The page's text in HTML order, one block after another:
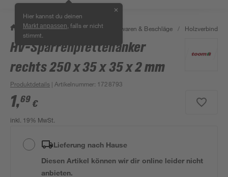
Hier kannst du deinen
Markt anpassen , falls er nicht
stimmt.
✕
/ Werkstatt & Maschinen / Eisenwaren & Beschläge / Holzverbinder
HV-Sparrenpfettenanker
rechts 250 x 35 x 35 x 2 mm
Produktdetails | Artikelnummer: 1728793
1,69 €
inkl. 19% MwSt.
Lieferung nach Hause
Diesen Artikel können wir dir online leider nicht
anbieten.